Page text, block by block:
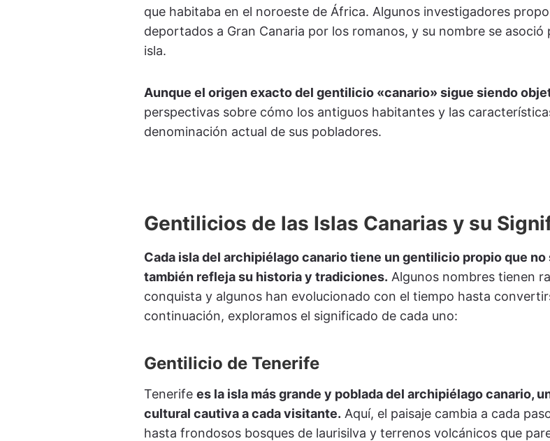
que habitaba en el noroeste de África. Algunos investigadores
deportados a Gran Canaria por los romanos, y su nombre se
isla.
Aunque el origen exacto del gentilicio «canario» sigue siendo
perspectivas sobre cómo los antiguos habitantes y las
denominación actual de sus pobladores.
Gentilicios de las Islas Canarias y su
Cada isla del archipiélago canario tiene un gentilicio propio que
también refleja su historia y tradiciones. Algunos nombres tienen
conquista y algunos han evolucionado con el tiempo hasta
continuación, exploramos el significado de cada uno:
Gentilicio de Tenerife
Tenerife es la isla más grande y poblada del archipiélago canario,
cultural cautiva a cada visitante. Aquí, el paisaje cambia a cada
hasta frondosos bosques de laurisilva y terrenos volcánicos que